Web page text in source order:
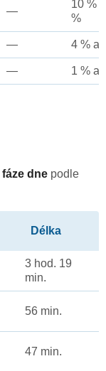
—
10 %
%
— 4 %
— 1 %
fáze dne podle
Délka
3 hod. 19
min.
56 min.
47 min.